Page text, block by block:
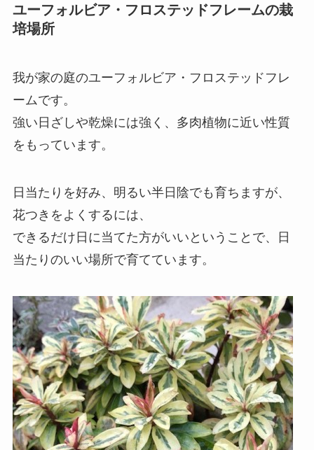
ユーフォルビア・フロステッドフレームの栽
培場所
我が家の庭のユーフォルビア・フロステッドフレ
ームです。
強い日ざしや乾燥には強く、多肉植物に近い性質
をもっています。
日当たりを好み、明るい半日陰でも育ちますが、
花つきをよくするには、
できるだけ日に当てた方がいいということで、日
当たりのいい場所で育てています。